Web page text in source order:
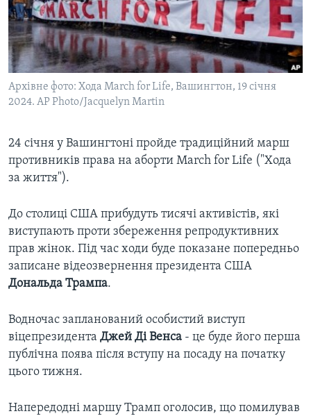
СУСПІЛЬСТВО
ЕКОНОМІКА
ІСТОРІЇ УСПІХУ УКРАЇНЦІВ
ТЕЛЕПРОГРАМИ
ЧАС-TIME
СТУДІЯ ВАШИНГТОН
ПРАЙМ-ТАЙМ
ПОГЛЯД З ВАШИНГТОНА
ENGLISH
Learning English
Архівне фото: Хода March for Life, Вашингтон, 19 січня
2024. AP Photo/Jacquelyn Martin
24 січня у Вашингтоні пройде традиційний марш
противників права на аборти March for Life ("Хода
за життя").
До столиці США прибудуть тисячі активістів, які
виступають проти збереження репродуктивних
прав жінок. Під час ходи буде показане попередньо
записане відеозвернення президента США
Дональда Трампа.
Водночас запланований особистий виступ
віцепрезидента Джей Ді Венса - це буде його перша
публічна поява після вступу на посаду на початку
цього тижня.
Напередодні маршу Трамп оголосив, що помилував